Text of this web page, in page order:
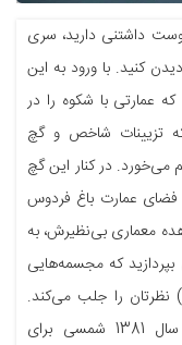
داشتنی دارید، سری
کنید. با ورود به این
عمارتی با شکوه را در
تزیینات شاخص و گچ
در کنار این گچ
عمارت باغ فردوس
معماری بی‌نظیرش، به
که مجسمه‌هایی
نظرتان را جلب می‌کند.
خوب است بدانید، عمارت باغ فردوس در سال 1381 شمسی برای